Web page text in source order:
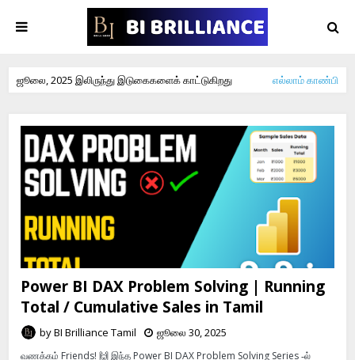
ஜூலை, 2025 இலிருந்து இடுகைகளைக் காட்டுகிறது எல்லாம் காண்பி
Power BI DAX Problem Solving | Running
Total / Cumulative Sales in Tamil
byBI Brilliance Tamil ஜூலை 30, 2025
வணக்கம் Friends! 🙌 இந்த Power BI DAX Problem Solving Series ‑ல்